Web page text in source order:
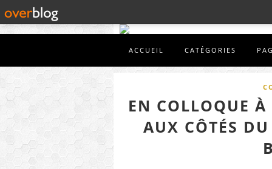
ACCUEIL CATÉGORIES
EN COLLOQUE
AUX CÔTÉS